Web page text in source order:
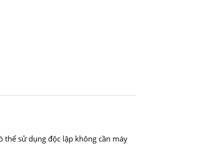
thể sử dụng độc lập không cần máy